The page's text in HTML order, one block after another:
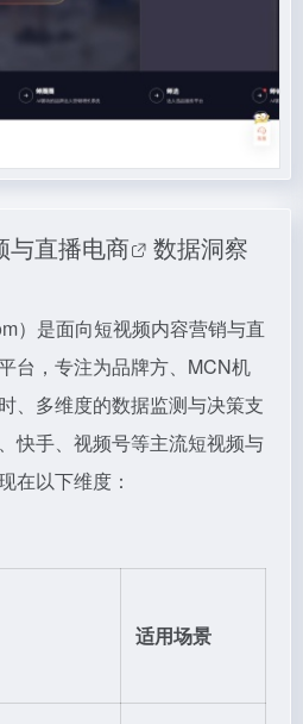
与直播电商
数据洞察
）是面向短视频内容营销与直
台，专注为品牌方、MCN机
、多维度的数据监测与决策支
快手、视频号等主流短视频与
在以下维度：
适用场景